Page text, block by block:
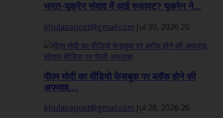
भारत-यूक्रेन संवाद में आई रुकावट? यूक्रेन ने...
khulasapost@gmail.com Jul 30, 2026 20
पीएम मोदी का वीडियो फेसबुक पर ब्लॉक होने की
अफवाह,...
khulasapost@gmail.com Jul 28, 2026 26